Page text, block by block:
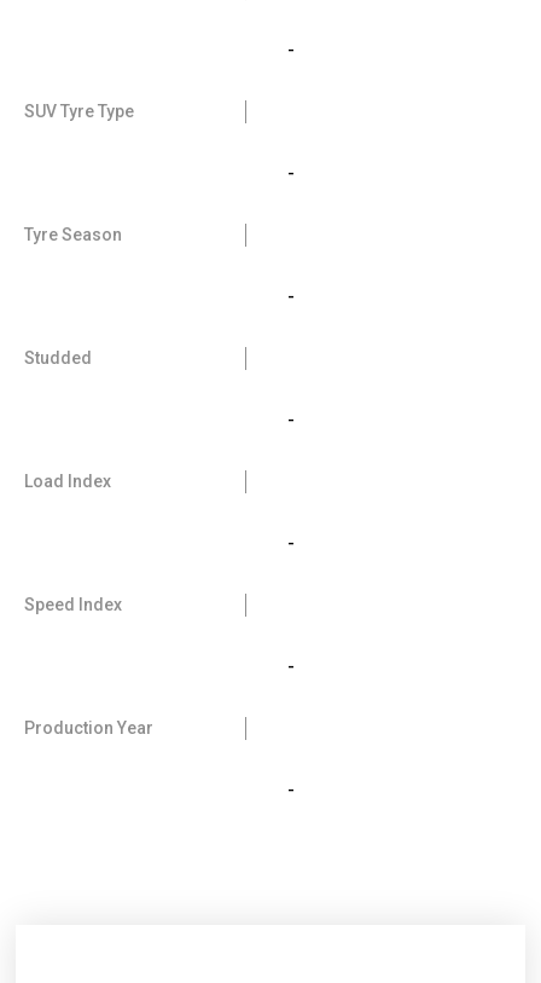
-
SUV Tyre Type
-
Tyre Season
-
Studded
-
Load Index
-
Speed Index
-
Production Year
-